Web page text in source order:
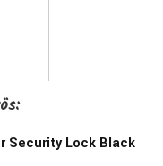
Security Lock Black